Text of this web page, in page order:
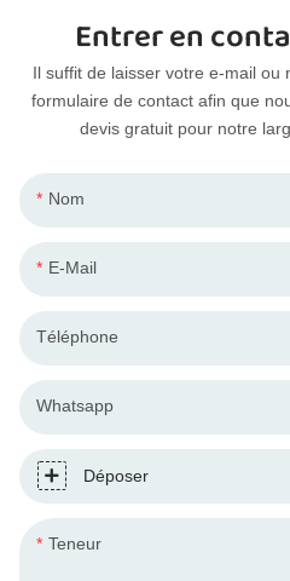
Entrer en
Il suffit de laisser votre e-mail ou
formulaire de contact afin que
devis gratuit pour notre
Nom
E-Mail
Téléphone
Whatsapp
Déposer
Teneur